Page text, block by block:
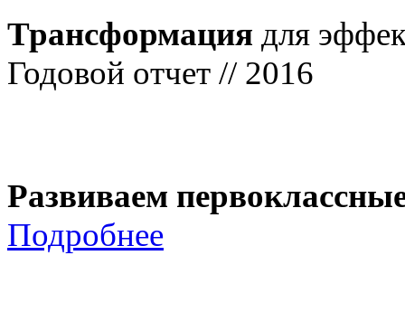
Трансформация для
Годовой отчет // 2016
Развиваем
Подробнее